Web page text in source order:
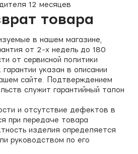
12 месяцев
товара
в нашем магазине,
от 2-х недель до 180
от сервисной политики
указан в описании
сайте. Подтверждением
служит гарантийный талон
и отсутствие дефектов в
при передаче товара
изделия определяется
руководством по его